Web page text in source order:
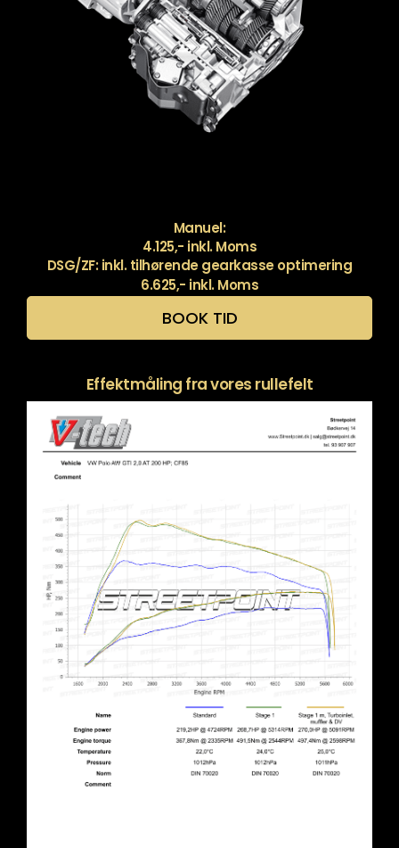
Manuel:
4.125,- inkl. Moms
DSG/ZF: inkl. tilhørende gearkasse optimering
6.625,- inkl. Moms
BOOK TID
Effektmåling fra vores rullefelt